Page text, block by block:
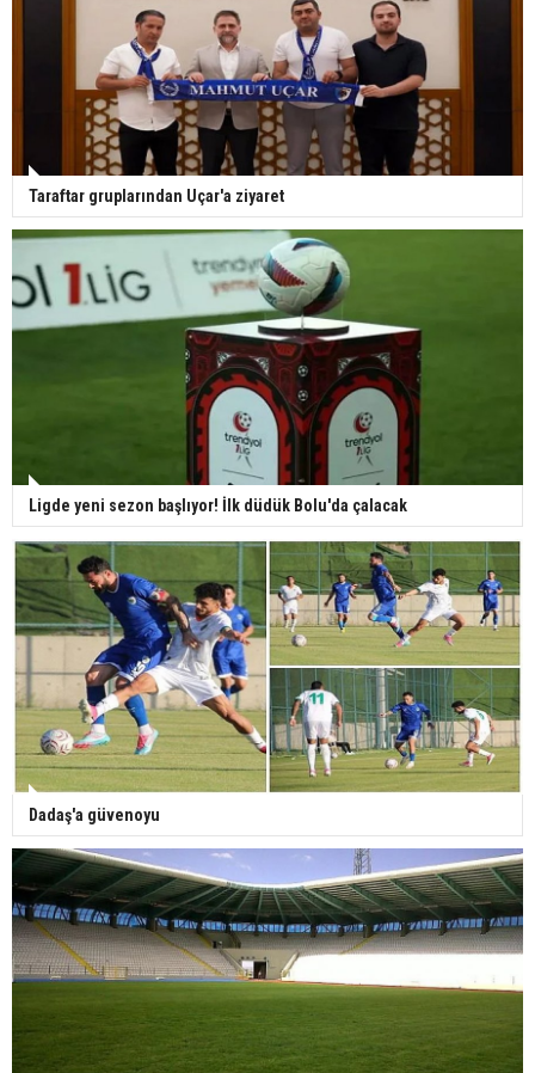
Taraftar gruplarından Uçar'a ziyaret
Ligde yeni sezon başlıyor! İlk düdük Bolu'da çalacak
Dadaş'a güvenoyu